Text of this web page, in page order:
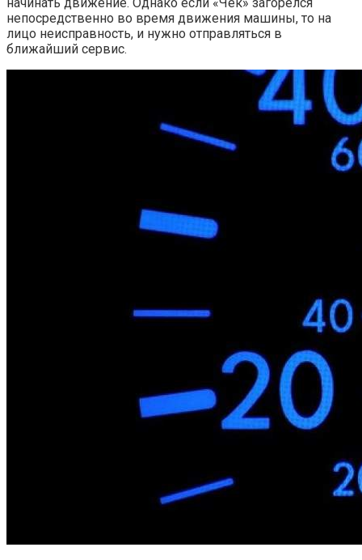
непосредственно во время движения машины, то на
лицо неисправность, и нужно отправляться в
ближайший сервис.